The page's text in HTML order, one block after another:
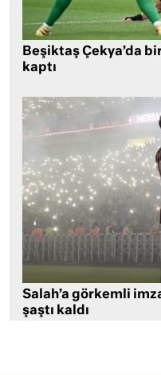
Beşiktaş Çekya’da
kaptı
Salah’a görkemli
şaştı kaldı